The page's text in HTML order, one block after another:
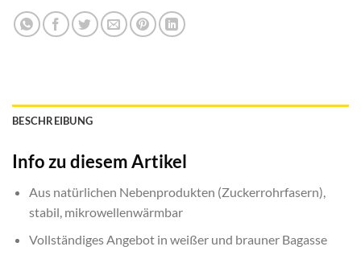
BESCHREIBUNG
Info zu diesem Artikel
Aus natürlichen Nebenprodukten (Zuckerrohrfasern),
stabil, mikrowellenwärmbar
Vollständiges Angebot in weißer und brauner Bagasse